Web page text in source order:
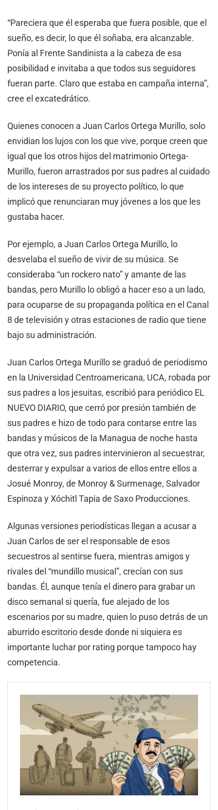
“Pareciera que él esperaba que fuera posible, que el
sueño, es decir, lo que él soñaba, era alcanzable.
Ponía al Frente Sandinista a la cabeza de esa
posibilidad e invitaba a que todos sus seguidores
fueran parte. Claro que estaba en campaña interna”,
cree el excatedrático.
Quienes conocen a Juan Carlos Ortega Murillo, solo
envidian los lujos con los que vive, porque creen que
igual que los otros hijos del matrimonio Ortega-
Murillo, fueron arrastrados por sus padres al cuidado
de los intereses de su proyecto político, lo que
implicó que renunciaran muy jóvenes a los que les
gustaba hacer.
Por ejemplo, a Juan Carlos Ortega Murillo, lo
desvelaba el sueño de vivir de su música. Se
consideraba “un rockero nato” y amante de las
bandas, pero Murillo lo obligó a hacer eso a un lado,
para ocuparse de su propaganda política en el Canal
8 de televisión y otras estaciones de radio que tiene
bajo su administración.
Juan Carlos Ortega Murillo se graduó de periodismo
en la Universidad Centroamericana, UCA, robada por
sus padres a los jesuitas, escribió para periódico EL
NUEVO DIARIO, que cerró por presión también de
sus padres e hizo de todo para contarse entre las
bandas y músicos de la Managua de noche hasta
que otra vez, sus padres intervinieron al secuestrar,
desterrar y expulsar a varios de ellos entre ellos a
Josué Monroy, de Monroy & Surmenage, Salvador
Espinoza y Xóchitl Tapia de Saxo Producciones.
Algunas versiones periodísticas llegan a acusar a
Juan Carlos de ser el responsable de esos
secuestros al sentirse fuera, mientras amigos y
rivales del “mundillo musical”, crecían con sus
bandas. Él, aunque tenía el dinero para grabar un
disco semanal si quería, fue alejado de los
escenarios por su madre, quien lo puso detrás de un
aburrido escritorio desde donde ni siquiera es
importante luchar por rating porque tampoco hay
competencia.